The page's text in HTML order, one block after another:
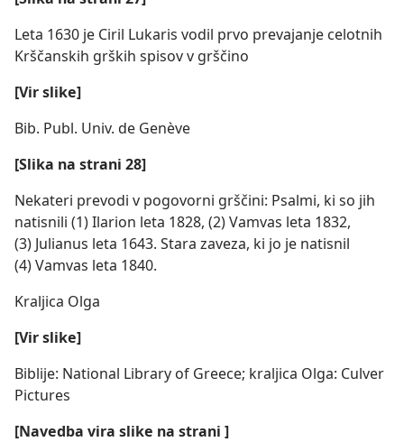
Leta 1630 je Ciril Lukaris vodil prvo prevajanje celotnih
Krščanskih grških spisov v grščino
[Vir slike]
Bib. Publ. Univ. de Genève
[Slika na strani 28]
Nekateri prevodi v pogovorni grščini: Psalmi, ki so jih
natisnili (1) Ilarion leta 1828, (2) Vamvas leta 1832,
(3) Julianus leta 1643. Stara zaveza, ki jo je natisnil
(4) Vamvas leta 1840.
Kraljica Olga
[Vir slike]
Biblije: National Library of Greece; kraljica Olga: Culver
Pictures
[Navedba vira slike na strani ]